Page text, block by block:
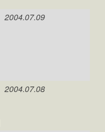
2004.07.09
2004.07.08